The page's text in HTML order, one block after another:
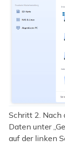
Schritt 2. Nach
Daten unter
auf der linken